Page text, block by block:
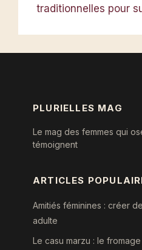
traditionnelles pour
PLURIELLES MAG
Le mag des femmes qui
témoignent
ARTICLES
Amitiés féminines : créer
adulte
Le casu marzu : le